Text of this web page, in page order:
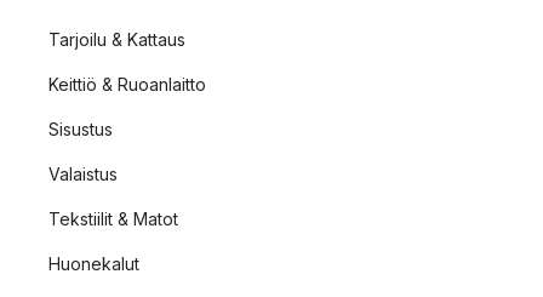
Tarjoilu & Kattaus
Keittiö & Ruoanlaitto
Sisustus
Valaistus
Tekstiilit & Matot
Huonekalut